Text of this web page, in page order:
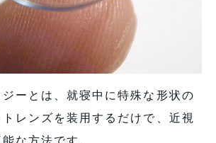
ーとは、就寝中に特殊な形状の
レンズを装用するだけで、近視
な方法です。